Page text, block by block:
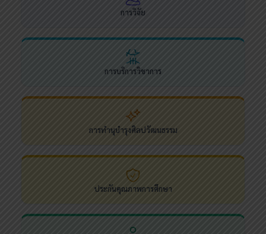
การวิจัย
การบริการวิชาการ
การทำนุบำรุงศิลปวัฒนธรรม
ประกันคุณภาพการศึกษา